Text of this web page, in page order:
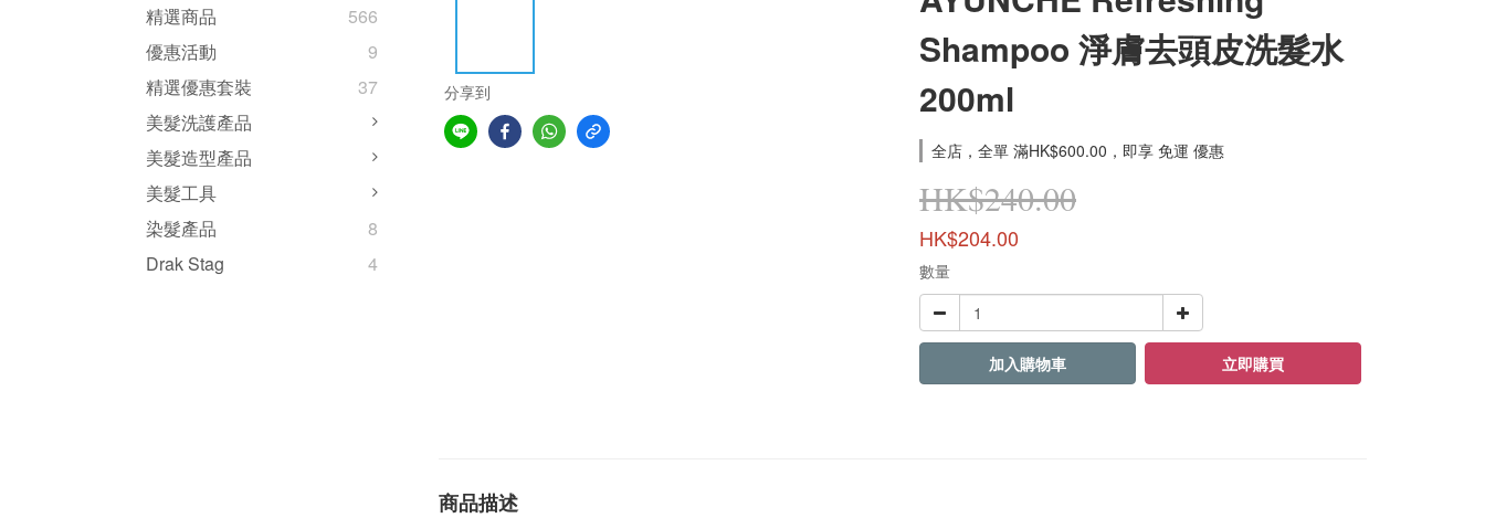
精選商品
566
優惠活動
9
精選優惠套裝
37
美髮洗護產品
美髮造型產品
美髮工具
染髮產品
8
Drak Stag
4
分享到
Shampoo 淨膚去頭皮洗髮水
200ml
全店，全單 滿HK$600.00，即享 免運 優惠
HK$240.00
HK$204.00
數量
加入購物車 立即購買
商品描述